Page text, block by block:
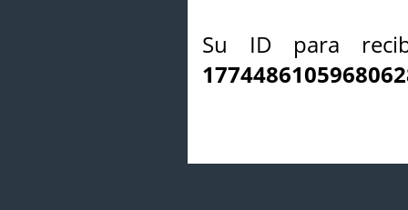
Su ID para